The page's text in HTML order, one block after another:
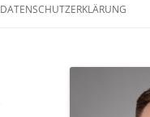
DATENSCHUTZERKLÄRUNG